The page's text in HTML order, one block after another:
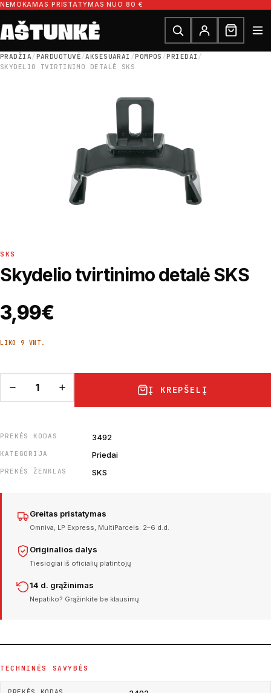
Pereiti prie turinio
NEMOKAMAS PRISTATYMAS NUO 80 €
Ieškoti dalių
Ieškoti
PRADŽIA/PARDUOTUVĖ/AKSESUARAI /POMPOS /PRIEDAI /
SKYDELIO TVIRTINIMO DETALĖ SKS
SKS
Skydelio tvirtinimo detalė SKS
3,99€
LIKO 9 VNT.
Į KREPŠELĮ
PREKĖS KODAS 3492
KATEGORIJA Priedai
PREKĖS ŽENKLAS SKS
Greitas pristatymas
Omniva, LP Express, MultiParcels. 2–6 d.d.
Originalios dalys
Tiesiogiai iš oficialių platintojų
14 d. grąžinimas
Nepatiko? Grąžinkite be klausimų
TECHNINĖS SAVYBĖS